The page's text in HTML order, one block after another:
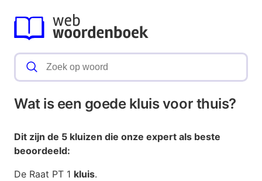
Wat is een goede kluis voor thuis?
Dit zijn de 5 kluizen die onze expert als beste
beoordeeld:
De Raat PT 1 kluis.